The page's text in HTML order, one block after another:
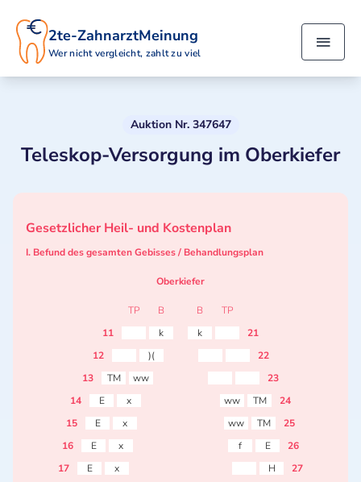
2te-ZahnarztMeinung
Wer nicht vergleicht, zahlt zu viel
Auktion Nr. 347647
Teleskop-Versorgung im Oberkiefer
Gesetzlicher Heil- und Kostenplan
I. Befund des gesamten Gebisses / Behandlungsplan
Oberkiefer
TP B B
TP
11
k k
21
12
)(
22
13
TM ww
23
14
E x ww TM
24
15
E x ww TM
25
16
E x f E
26
17
E x H
27